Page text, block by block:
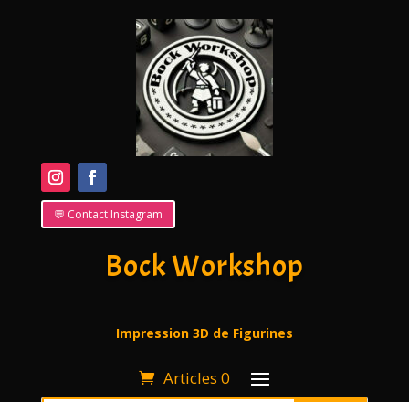
💬 Contact Instagram
Bock Workshop
Impression 3D de Figurines
Articles 0